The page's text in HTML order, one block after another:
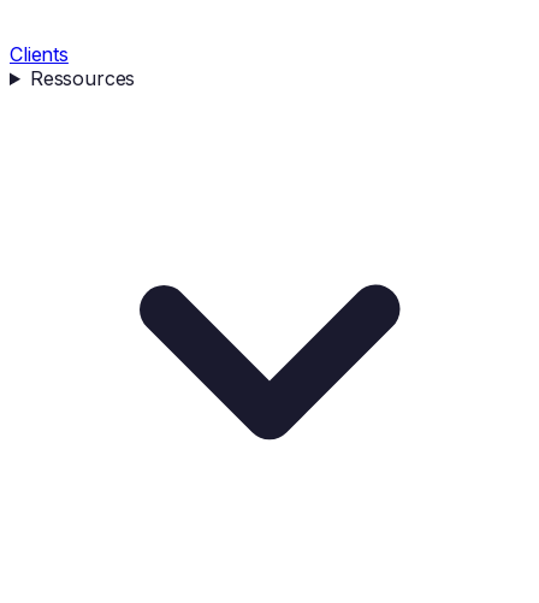
Clients
Ressources